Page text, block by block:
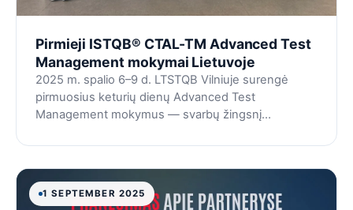
Pirmieji ISTQB® CTAL-TM Advanced Test
Management mokymai Lietuvoje
2025 m. spalio 6–9 d. LTSTQB Vilniuje surengė
pirmuosius keturių dienų Advanced Test
Management mokymus — svarbų žingsnį
1 SEPTEMBER 2025